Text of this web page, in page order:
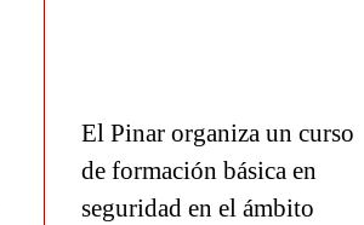
El Pinar organiza un curso
de formación básica en
seguridad en el ámbito